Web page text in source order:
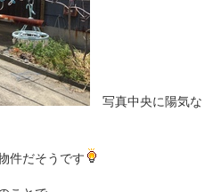
写真中央に陽気な
件だそうです